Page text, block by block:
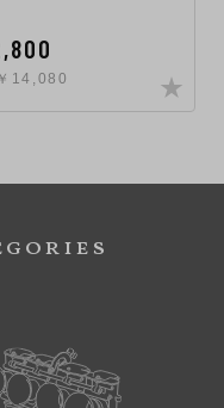
14,080